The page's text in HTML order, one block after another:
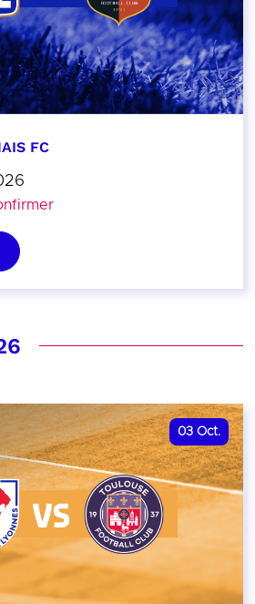
FC
03 Oct.